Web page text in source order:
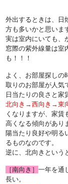
外出するときは、日
方も多いかと思いま
実は室内にいても、
窓際の紫外線量は室
も！！！
よく、お部屋探しの
取りのお部屋が人気
日当たりの良さと家
北向き→西向き→東
くなりますが、家賃
高くなる傾向があり
陽当たり良好や明る
るものなのです。
逆に、北向きという
［南向き］一年を通
長い。